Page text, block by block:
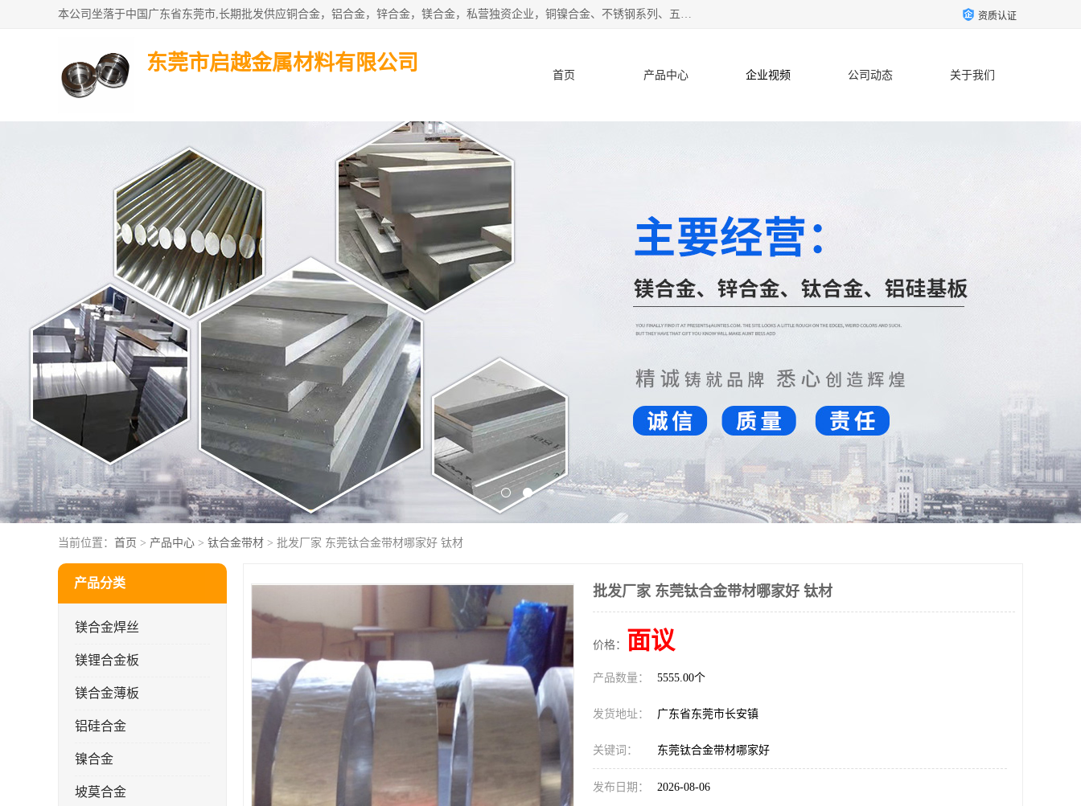
本公司坐落于中国广东省东莞市,长期批发供应铜合金，铝合金，锌合金，镁合金，私营独资企业，铜镍合金、不锈钢系列、五金冲压材料、进口金属材料、钨钢、高速钢、白钢刀、铝系列材料、铝镁合金、锰钢片等，启越是一家经国家相关部门批准注册的企业。公司以雄厚的实力、合理的厂家、优良的服务与多家企业建立了长期的合作关系。欢迎前来参观、考察、洽谈业务。 金属材料...,欢迎惠顾！ 资质认证
东莞市启越金属材料有限公司
首页 产品中心 企业视频 公司动态 关于我们
当前位置： 首页 > 产品中心 > 钛合金带材 > 批发厂家 东莞钛合金带材哪家好 钛材
产品分类
镁合金焊丝
镁锂合金板
镁合金薄板
铝硅合金
镍合金
坡莫合金
批发厂家 东莞钛合金带材哪家好 钛材
价格： 面议
产品数量： 5555.00个
发货地址： 广东省东莞市长安镇
关键词： 东莞钛合金带材哪家好
发布日期： 2026-08-06